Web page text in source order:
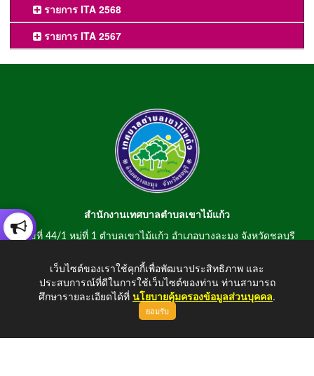
รายการ ITA 2568
รายการ ITA 2567
สำนักงานเทศบาลตำบลเขาไม้แก้ว
เลขที่ 44/1 หมู่ที่ 1 ตำบลเขาไม้แก้ว อำเภอบางละมุง จังหวัดชลบุรี
สอบถามข้อมูลโทรศัพท์/โทรสาร 0-3807-2634-5
E-mail : saraban@khaomaikaew.go.th
เว็บไซต์ของเราใช้คุกกี้เพื่อพัฒนาประสิทธิภาพ และ
ประสบการณ์ที่ดีในการใช้เว็บไซต์ของท่าน ท่านสามารถ
ศึกษารายละเอียดได้ที่ นโยบายคุ้มครองข้อมูลส่วนบุคคล.
ยอมรับ